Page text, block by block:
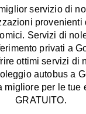
servizio di
provenienti
Servizi di
privati a
ottimi servizi di
autobus a
migliore per le
GRATUITO.